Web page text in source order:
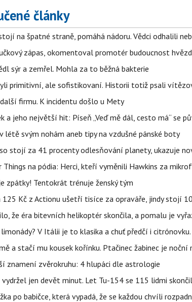
články
na špatné straně, pomáhá nádoru. Vědci odhalili
zápas, okomentoval promotér budoucnost
sýr a zemřel. Mohla za to běžná bakterie
primitivní, ale sofistikovaní. Historii totiž psali
firmu. K incidentu došlo u Mety
a jeho největší hit: Píseň „Veď mě dál, cesto má“ se
létě svým nohám aneb tipy na vzdušné pánské boty
stojí za 41 procenty odlesňování planety, ukazuje
Things na pódia: Herci, kteří vyměnili Hawkins za
zpátky! Tentokrát trénuje ženský tým
125 Kč z Actionu ušetří tisíce za opraváře, jindy stojí
že éra bitevních helikoptér skončila, a pomalu je
V Itálii je to klasika a chuť předčí i
a stačí mu kousek kořínku. Ptačinec žabinec je
znamení zvěrokruhu: 4 hlupáci dle astrologie
vydržel jen devět minut. Let Tu-154 se 115 lidmi
po babičce, která vypadá, že se každou chvíli